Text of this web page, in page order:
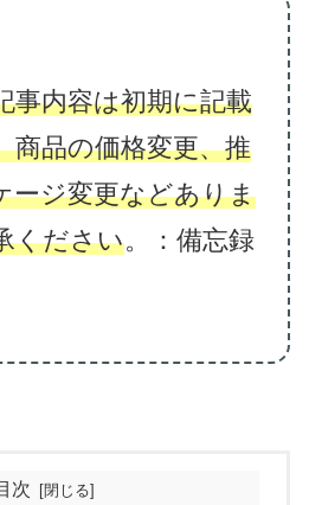
事内容は初期に記載
商品の価格変更、推
ージ変更などありま
ください。：備忘録
次